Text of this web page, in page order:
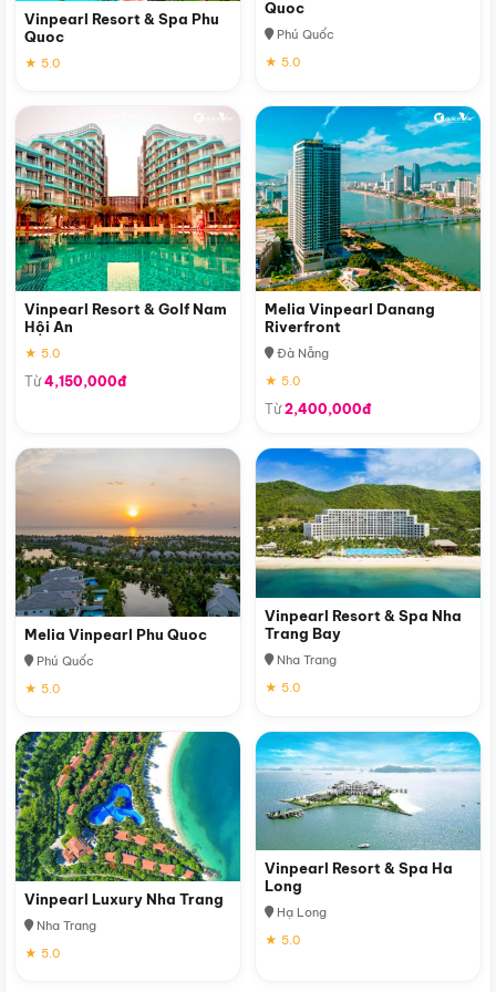
Vinpearl Resort & Spa Phu
Quoc
★ 5.0
Quoc
Phú Quốc
★ 5.0
Vinpearl Resort & Golf Nam
Hội An
★ 5.0
Từ4,150,000đ
Melia Vinpearl Danang
Riverfront
Đà Nẵng
★ 5.0
Từ2,400,000đ
Melia Vinpearl Phu Quoc
Phú Quốc
★ 5.0
Vinpearl Resort & Spa Nha
Trang Bay
Nha Trang
★ 5.0
Vinpearl Luxury Nha Trang
Nha Trang
★ 5.0
Vinpearl Resort & Spa Ha
Long
Hạ Long
★ 5.0